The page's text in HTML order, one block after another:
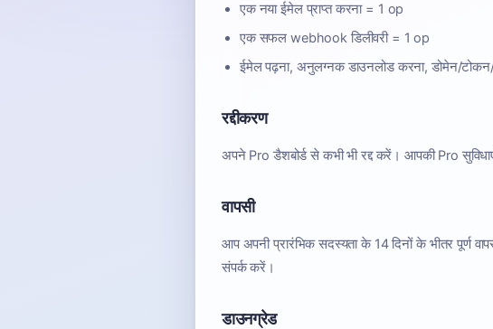
एक नया ईमेल प्राप्त करना = 1 op
एक सफल webhook डिलीवरी = 1 op
ईमेल पढ़ना, अनुलग्नक डाउनलोड करना, डोमेन/
रद्दीकरण
अपने Pro डैशबोर्ड से कभी भी रद्द करें। आपकी Pro
वापसी
आप अपनी प्रारंभिक सदस्यता के 14 दिनों के भीतर पूर्ण
संपर्क करें।
डाउनग्रेड